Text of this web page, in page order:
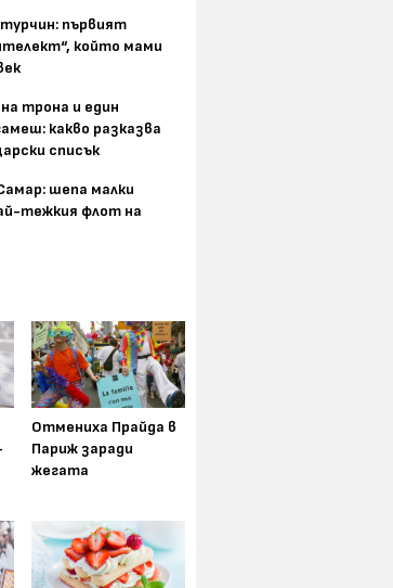
първият
който мами
трона и един
какво разказва
списък
шепа малки
тежкия флот на
Отмениха Прайда в
Париж заради
жегата